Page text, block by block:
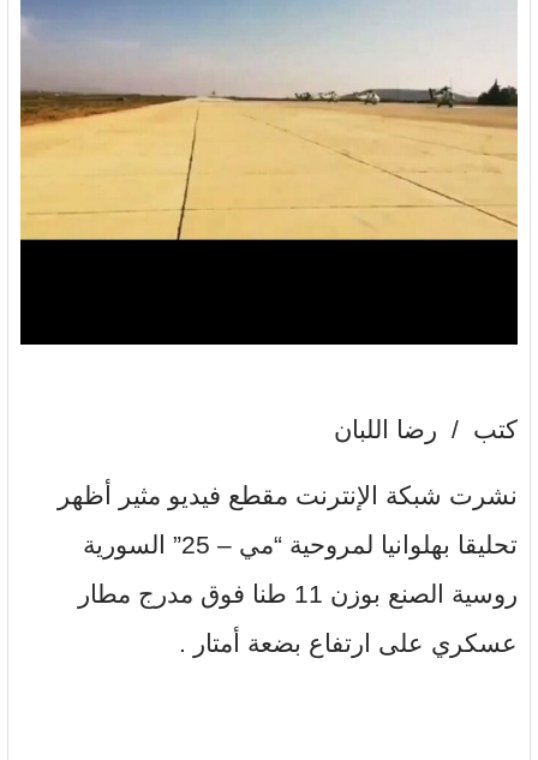
كتب / رضا اللبان
نشرت شبكة الإنترنت مقطع فيديو مثير أظهر
تحليقا بهلوانيا لمروحية “مي – 25” السورية
روسية الصنع بوزن 11 طنا فوق مدرج مطار
عسكري على ارتفاع بضعة أمتار .